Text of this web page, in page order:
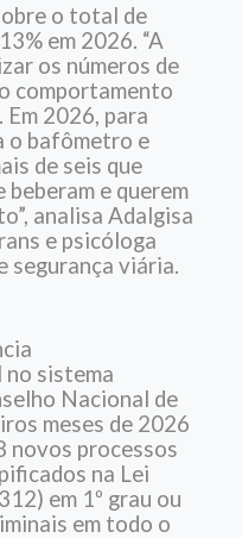
o total de
em 2026. “A
os números de
comportamento
2026, para
o bafômetro e
de seis que
e querem
analisa Adalgisa
e psicóloga
segurança viária.
sistema
Nacional de
meses de 2026
novos processos
na Lei
em 1º grau ou
em todo o